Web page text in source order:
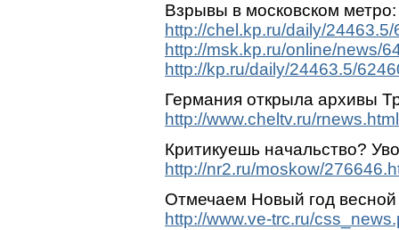
Взрывы в московском
http://chel.kp.ru/daily/
http://msk.kp.ru/online/news/
http://kp.ru/daily/24463.5/
Германия открыла архивы
http://www.cheltv.ru/
Критикуешь начальство?
http://nr2.ru/moskow/
Отмечаем Новый год весной
http://www.ve-trc.ru/